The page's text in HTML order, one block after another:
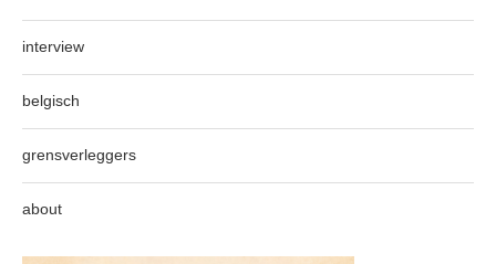
interview
belgisch
grensverleggers
about